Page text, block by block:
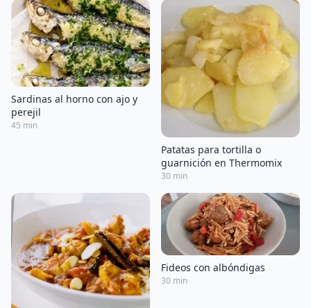
Sardinas al horno con ajo y
perejil
45 min
Patatas para tortilla o
guarnición en Thermomix
30 min
Fideos con albóndigas
30 min